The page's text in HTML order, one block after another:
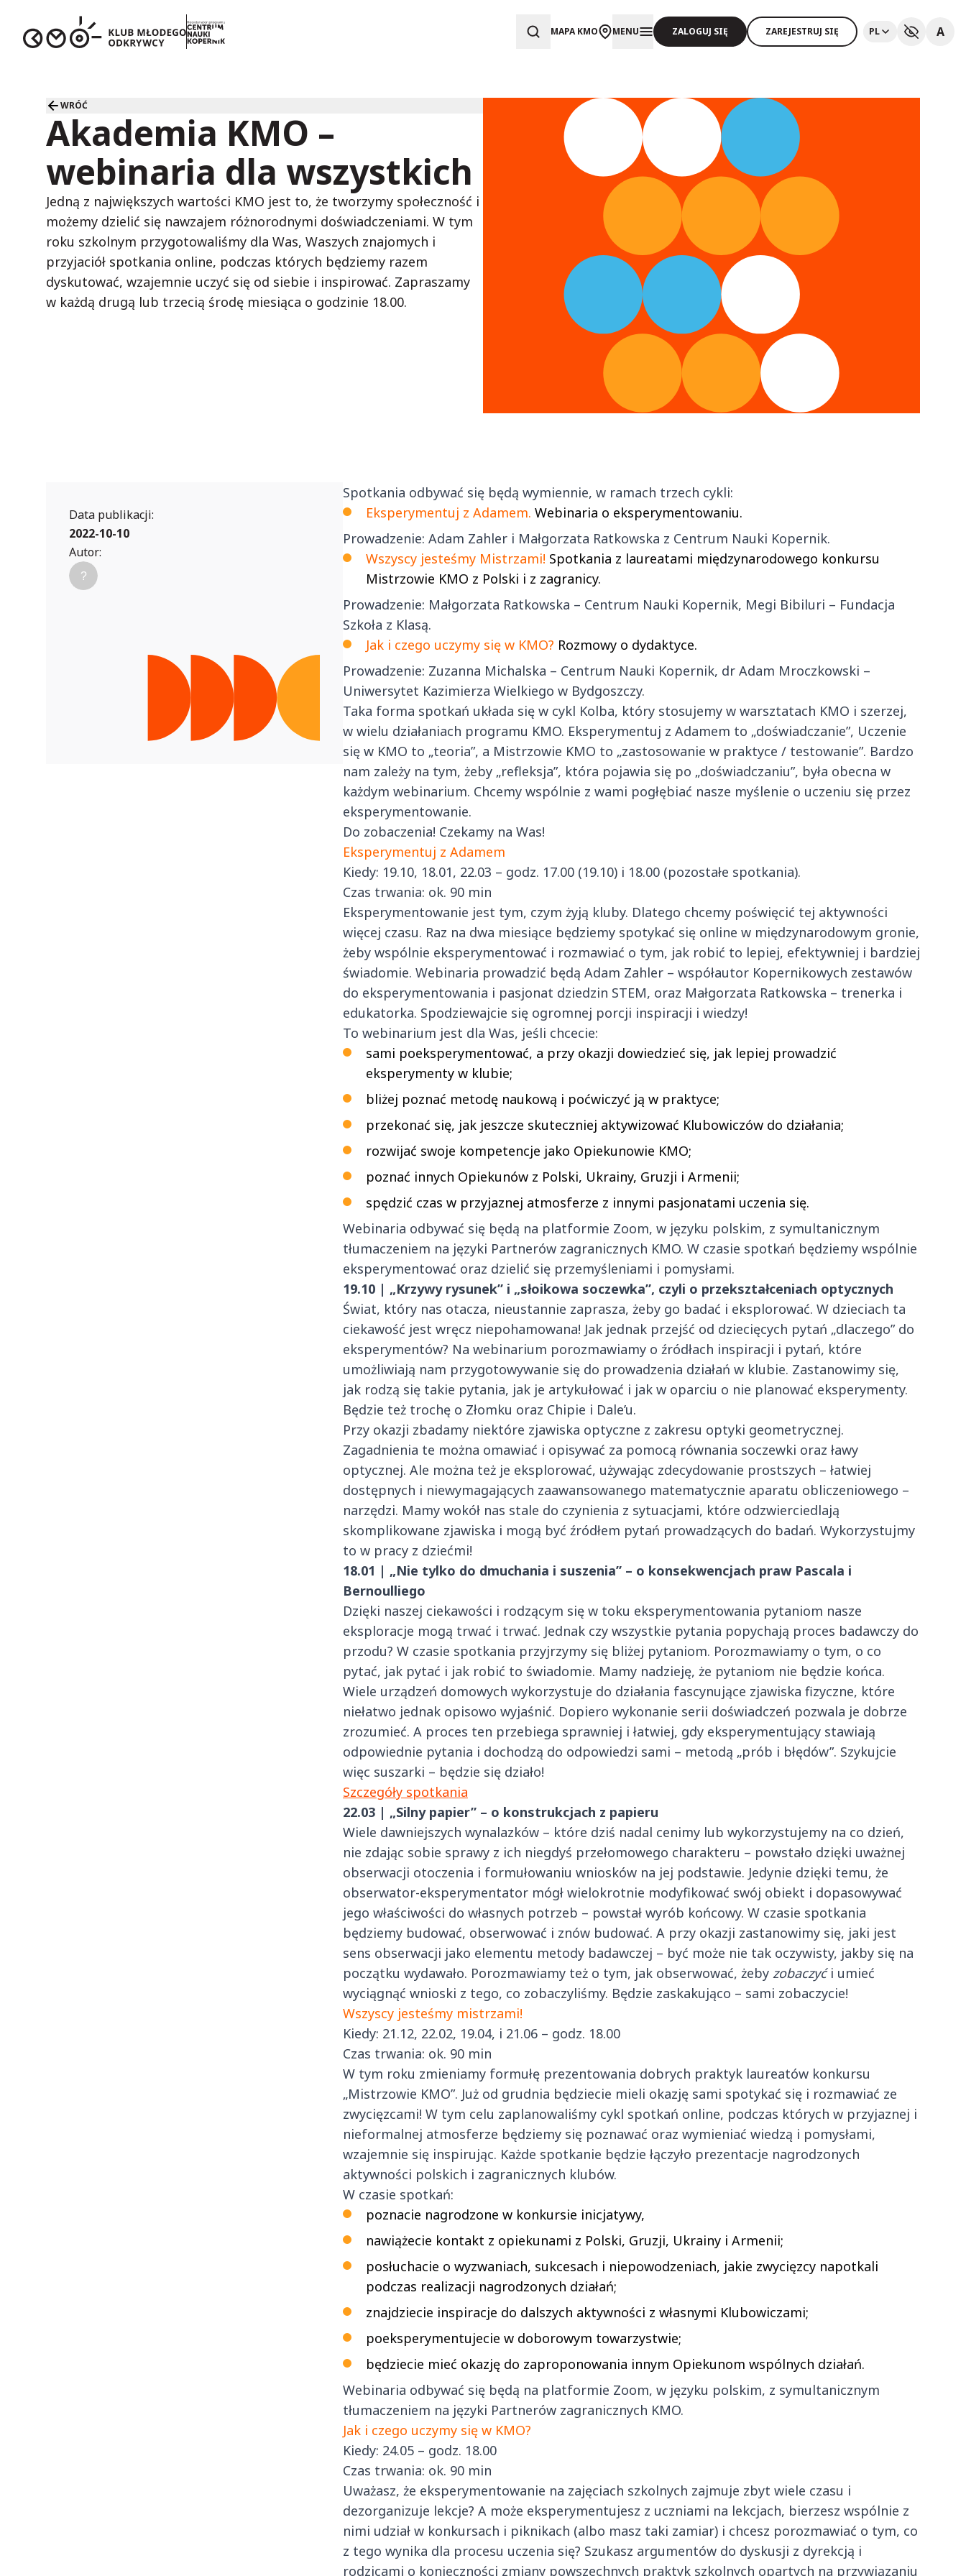
MAPA KMO MENU ZALOGUJ SIĘ ZAREJESTRUJ SIĘ PL A
WRÓĆ
Akademia KMO –
webinaria dla wszystkich
Jedną z największych wartości KMO jest to, że tworzymy społeczność i
możemy dzielić się nawzajem różnorodnymi doświadczeniami. W tym
roku szkolnym przygotowaliśmy dla Was, Waszych znajomych i
przyjaciół spotkania online, podczas których będziemy razem
dyskutować, wzajemnie uczyć się od siebie i inspirować. Zapraszamy
w każdą drugą lub trzecią środę miesiąca o godzinie 18.00.
Data publikacji:
2022-10-10
Autor:
Spotkania odbywać się będą wymiennie, w ramach trzech cykli:
Eksperymentuj z Adamem. Webinaria o eksperymentowaniu.
Prowadzenie: Adam Zahler i Małgorzata Ratkowska z Centrum Nauki Kopernik.
Wszyscy jesteśmy Mistrzami! Spotkania z laureatami międzynarodowego konkursu
Mistrzowie KMO z Polski i z zagranicy.
Prowadzenie: Małgorzata Ratkowska – Centrum Nauki Kopernik, Megi Bibiluri – Fundacja
Szkoła z Klasą.
Jak i czego uczymy się w KMO? Rozmowy o dydaktyce.
Prowadzenie: Zuzanna Michalska – Centrum Nauki Kopernik, dr Adam Mroczkowski –
Uniwersytet Kazimierza Wielkiego w Bydgoszczy.
Taka forma spotkań układa się w cykl Kolba, który stosujemy w warsztatach KMO i szerzej,
w wielu działaniach programu KMO. Eksperymentuj z Adamem to „doświadczanie”, Uczenie
się w KMO to „teoria”, a Mistrzowie KMO to „zastosowanie w praktyce / testowanie”. Bardzo
nam zależy na tym, żeby „refleksja”, która pojawia się po „doświadczaniu”, była obecna w
każdym webinarium. Chcemy wspólnie z wami pogłębiać nasze myślenie o uczeniu się przez
eksperymentowanie.
Do zobaczenia! Czekamy na Was!
Eksperymentuj z Adamem
Kiedy: 19.10, 18.01, 22.03 – godz. 17.00 (19.10) i 18.00 (pozostałe spotkania).
Czas trwania: ok. 90 min
Eksperymentowanie jest tym, czym żyją kluby. Dlatego chcemy poświęcić tej aktywności
więcej czasu. Raz na dwa miesiące będziemy spotykać się online w międzynarodowym gronie,
żeby wspólnie eksperymentować i rozmawiać o tym, jak robić to lepiej, efektywniej i bardziej
świadomie. Webinaria prowadzić będą Adam Zahler – współautor Kopernikowych zestawów
do eksperymentowania i pasjonat dziedzin STEM, oraz Małgorzata Ratkowska – trenerka i
edukatorka. Spodziewajcie się ogromnej porcji inspiracji i wiedzy!
To webinarium jest dla Was, jeśli chcecie:
sami poeksperymentować, a przy okazji dowiedzieć się, jak lepiej prowadzić
eksperymenty w klubie;
bliżej poznać metodę naukową i poćwiczyć ją w praktyce;
przekonać się, jak jeszcze skuteczniej aktywizować Klubowiczów do działania;
rozwijać swoje kompetencje jako Opiekunowie KMO;
poznać innych Opiekunów z Polski, Ukrainy, Gruzji i Armenii;
spędzić czas w przyjaznej atmosferze z innymi pasjonatami uczenia się.
Webinaria odbywać się będą na platformie Zoom, w języku polskim, z symultanicznym
tłumaczeniem na języki Partnerów zagranicznych KMO. W czasie spotkań będziemy wspólnie
eksperymentować oraz dzielić się przemyśleniami i pomysłami.
19.10 | „Krzywy rysunek” i „słoikowa soczewka”, czyli o przekształceniach optycznych
Świat, który nas otacza, nieustannie zaprasza, żeby go badać i eksplorować. W dzieciach ta
ciekawość jest wręcz niepohamowana! Jak jednak przejść od dziecięcych pytań „dlaczego” do
eksperymentów? Na webinarium porozmawiamy o źródłach inspiracji i pytań, które
umożliwiają nam przygotowywanie się do prowadzenia działań w klubie. Zastanowimy się,
jak rodzą się takie pytania, jak je artykułować i jak w oparciu o nie planować eksperymenty.
Będzie też trochę o Złomku oraz Chipie i Dale’u.
Przy okazji zbadamy niektóre zjawiska optyczne z zakresu optyki geometrycznej.
Zagadnienia te można omawiać i opisywać za pomocą równania soczewki oraz ławy
optycznej. Ale można też je eksplorować, używając zdecydowanie prostszych – łatwiej
dostępnych i niewymagających zaawansowanego matematycznie aparatu obliczeniowego –
narzędzi. Mamy wokół nas stale do czynienia z sytuacjami, które odzwierciedlają
skomplikowane zjawiska i mogą być źródłem pytań prowadzących do badań. Wykorzystujmy
to w pracy z dziećmi!
18.01 | „Nie tylko do dmuchania i suszenia” – o konsekwencjach praw Pascala i
Bernoulliego
Dzięki naszej ciekawości i rodzącym się w toku eksperymentowania pytaniom nasze
eksploracje mogą trwać i trwać. Jednak czy wszystkie pytania popychają proces badawczy do
przodu? W czasie spotkania przyjrzymy się bliżej pytaniom. Porozmawiamy o tym, o co
pytać, jak pytać i jak robić to świadomie. Mamy nadzieję, że pytaniom nie będzie końca.
Wiele urządzeń domowych wykorzystuje do działania fascynujące zjawiska fizyczne, które
niełatwo jednak opisowo wyjaśnić. Dopiero wykonanie serii doświadczeń pozwala je dobrze
zrozumieć. A proces ten przebiega sprawniej i łatwiej, gdy eksperymentujący stawiają
odpowiednie pytania i dochodzą do odpowiedzi sami – metodą „prób i błędów”. Szykujcie
więc suszarki – będzie się działo!
Szczegóły spotkania
22.03 | „Silny papier” – o konstrukcjach z papieru
Wiele dawniejszych wynalazków – które dziś nadal cenimy lub wykorzystujemy na co dzień,
nie zdając sobie sprawy z ich niegdyś przełomowego charakteru – powstało dzięki uważnej
obserwacji otoczenia i formułowaniu wniosków na jej podstawie. Jedynie dzięki temu, że
obserwator-eksperymentator mógł wielokrotnie modyfikować swój obiekt i dopasowywać
jego właściwości do własnych potrzeb – powstał wyrób końcowy. W czasie spotkania
będziemy budować, obserwować i znów budować. A przy okazji zastanowimy się, jaki jest
sens obserwacji jako elementu metody badawczej – być może nie tak oczywisty, jakby się na
początku wydawało. Porozmawiamy też o tym, jak obserwować, żeby zobaczyći umieć
wyciągnąć wnioski z tego, co zobaczyliśmy. Będzie zaskakująco – sami zobaczycie!
Wszyscy jesteśmy mistrzami!
Kiedy: 21.12, 22.02, 19.04, i 21.06 – godz. 18.00
Czas trwania: ok. 90 min
W tym roku zmieniamy formułę prezentowania dobrych praktyk laureatów konkursu
„Mistrzowie KMO”. Już od grudnia będziecie mieli okazję sami spotykać się i rozmawiać ze
zwycięzcami! W tym celu zaplanowaliśmy cykl spotkań online, podczas których w przyjaznej i
nieformalnej atmosferze będziemy się poznawać oraz wymieniać wiedzą i pomysłami,
wzajemnie się inspirując. Każde spotkanie będzie łączyło prezentacje nagrodzonych
aktywności polskich i zagranicznych klubów.
W czasie spotkań:
poznacie nagrodzone w konkursie inicjatywy,
nawiążecie kontakt z opiekunami z Polski, Gruzji, Ukrainy i Armenii;
posłuchacie o wyzwaniach, sukcesach i niepowodzeniach, jakie zwycięzcy napotkali
podczas realizacji nagrodzonych działań;
znajdziecie inspiracje do dalszych aktywności z własnymi Klubowiczami;
poeksperymentujecie w doborowym towarzystwie;
będziecie mieć okazję do zaproponowania innym Opiekunom wspólnych działań.
Webinaria odbywać się będą na platformie Zoom, w języku polskim, z symultanicznym
tłumaczeniem na języki Partnerów zagranicznych KMO.
Jak i czego uczymy się w KMO?
Kiedy: 24.05 – godz. 18.00
Czas trwania: ok. 90 min
Uważasz, że eksperymentowanie na zajęciach szkolnych zajmuje zbyt wiele czasu i
dezorganizuje lekcje? A może eksperymentujesz z uczniami na lekcjach, bierzesz wspólnie z
nimi udział w konkursach i piknikach (albo masz taki zamiar) i chcesz porozmawiać o tym, co
z tego wynika dla procesu uczenia się? Szukasz argumentów do dyskusji z dyrekcją i
rodzicami o konieczności zmiany powszechnych praktyk szkolnych opartych na przywiązaniu